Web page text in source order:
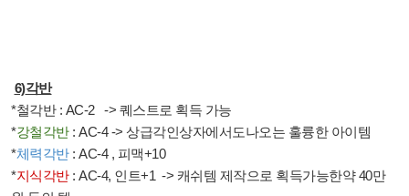
6)각반
*철각반: AC-2 -> 퀘스트로 획득 가능
*강철각반: AC-4 -> 상급각인상자에서도나오는 훌륭한 아이템
*체력각반: AC-4 , 피맥+10
*지식각반: AC-4, 인트+1 -> 캐쉬템 제작으로 획득가능한약40만